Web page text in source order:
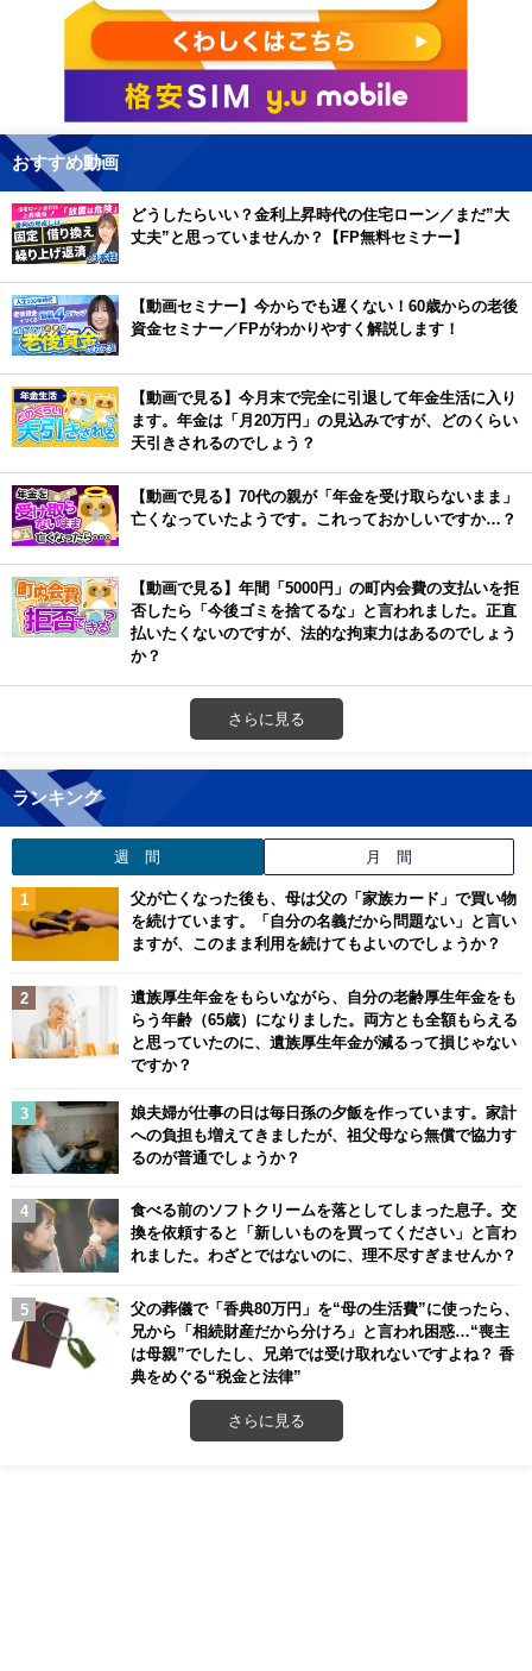
おすすめ動画
どうしたらいい？金利上昇時代の住宅ローン／まだ”大
丈夫”と思っていませんか？【FP無料セミナー】
【動画セミナー】今からでも遅くない！60歳からの老後
資金セミナー／FPがわかりやすく解説します！
【動画で見る】今月末で完全に引退して年金生活に入り
ます。年金は「月20万円」の見込みですが、どのくらい
天引きされるのでしょう？
【動画で見る】70代の親が「年金を受け取らないまま」
亡くなっていたようです。これっておかしいですか…？
【動画で見る】年間「5000円」の町内会費の支払いを拒
否したら「今後ゴミを捨てるな」と言われました。正直
払いたくないのですが、法的な拘束力はあるのでしょう
か？
さらに見る
ランキング
週 間 月 間
父が亡くなった後も、母は父の「家族カード」で買い物
を続けています。「自分の名義だから問題ない」と言い
ますが、このまま利用を続けてもよいのでしょうか？
遺族厚生年金をもらいながら、自分の老齢厚生年金をも
らう年齢（65歳）になりました。両方とも全額もらえる
と思っていたのに、遺族厚生年金が減るって損じゃない
ですか？
娘夫婦が仕事の日は毎日孫の夕飯を作っています。家計
への負担も増えてきましたが、祖父母なら無償で協力す
るのが普通でしょうか？
食べる前のソフトクリームを落としてしまった息子。交
換を依頼すると「新しいものを買ってください」と言わ
れました。わざとではないのに、理不尽すぎませんか？
父の葬儀で「香典80万円」を“母の生活費”に使ったら、
兄から「相続財産だから分けろ」と言われ困惑…“喪主
は母親”でしたし、兄弟では受け取れないですよね？ 香
典をめぐる“税金と法律”
さらに見る